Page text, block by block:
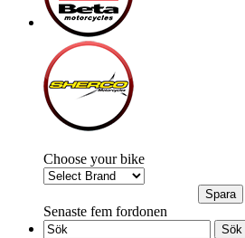
Choose your bike
Senaste fem fordonen
Sök